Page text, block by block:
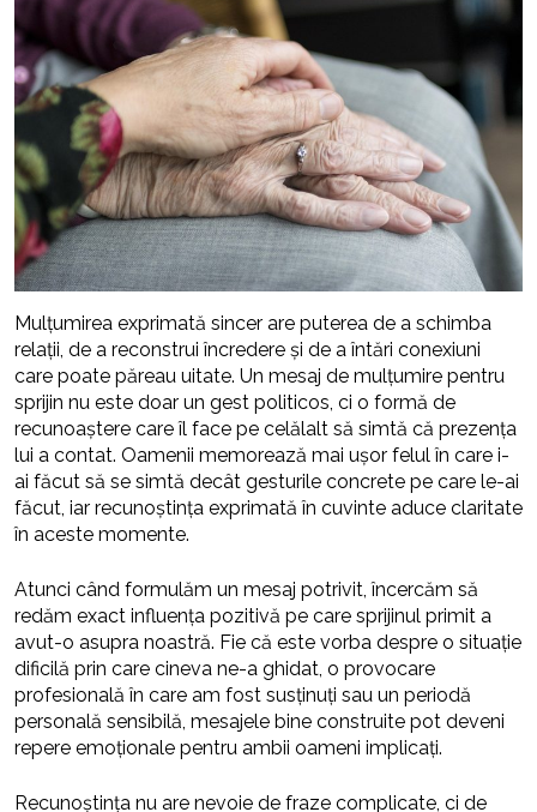
Mulțumirea exprimată sincer are puterea de a schimba
relații, de a reconstrui încredere și de a întări conexiuni
care poate păreau uitate. Un mesaj de mulțumire pentru
sprijin nu este doar un gest politicos, ci o formă de
recunoaștere care îl face pe celălalt să simtă că prezența
lui a contat. Oamenii memorează mai ușor felul în care i-
ai făcut să se simtă decât gesturile concrete pe care le-ai
făcut, iar recunoștința exprimată în cuvinte aduce claritate
în aceste momente.
Atunci când formulăm un mesaj potrivit, încercăm să
redăm exact influența pozitivă pe care sprijinul primit a
avut-o asupra noastră. Fie că este vorba despre o situație
dificilă prin care cineva ne-a ghidat, o provocare
profesională în care am fost susținuți sau un periodă
personală sensibilă, mesajele bine construite pot deveni
repere emoționale pentru ambii oameni implicați.
Recunoștința nu are nevoie de fraze complicate, ci de